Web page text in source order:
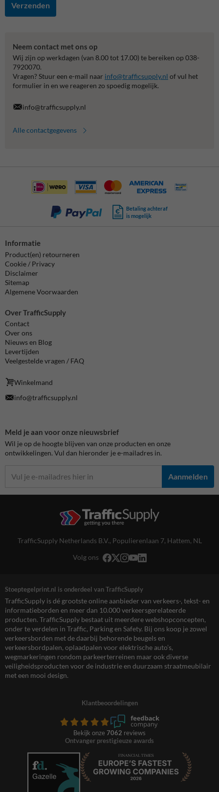
Verzenden
Neem contact met ons op
Wij zijn op werkdagen (van 8.00 tot 17.00) te bereiken op 038-
7920070.
Vragen? Stuur een e-mail naar info@trafficsupply.nl of vul het
formulier in en we reageren zo spoedig mogelijk.
info@trafficsupply.nl
Alle contactgegevens
Betaling achteraf
is mogelijk
Informatie
Product(en) retourneren
Cookie / Privacy
Disclaimer
Sitemap
Algemene Voorwaarden
Over TrafficSupply
Contact
Over ons
Nieuws en Blog
Levertijden
Veelgestelde vragen / FAQ
Winkelmand
info@trafficsupply.nl
Meld je aan voor onze nieuwsbrief
Wil je op de hoogte blijven van onze producten en onze
ontwikkelingen. Vul dan hieronder je e-mailadres in.
Aanmelden
TrafficSupply Netherlands B.V., Populierenlaan 7, Hattem, NL
Volg ons
Stoeptegelprint.nl is onderdeel van TrafficSupply
TrafficSupply is dé grootste online aanbieder van verkeers-, tekst- en
informatieborden en meer dan 10.000 verkeersgerelateerde
producten. TrafficSupply bestaat uit meerdere webshopconcepten,
onder te verdelen in Traffic, Parking en Safety. Bij ons koop je zowel
verkeersborden met de daarbij behorende beugels en
verkeersbordpalen, oplaadpalen voor elektrische auto’s,
wegmarkeringen rondom parkeerterreinen maar ook diverse
veiligheidsproducten voor de industrie en duurzaam straatmeubilair
met een mooi design.
Klantbeoordelingen
Bekijk onze 7062 reviews
Ontvanger prestigieuze awards